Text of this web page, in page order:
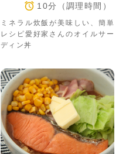
10分（調理時間）
ミネラル炊飯が美味しい、簡単
レシピ愛好家さんのオイルサー
ディン丼